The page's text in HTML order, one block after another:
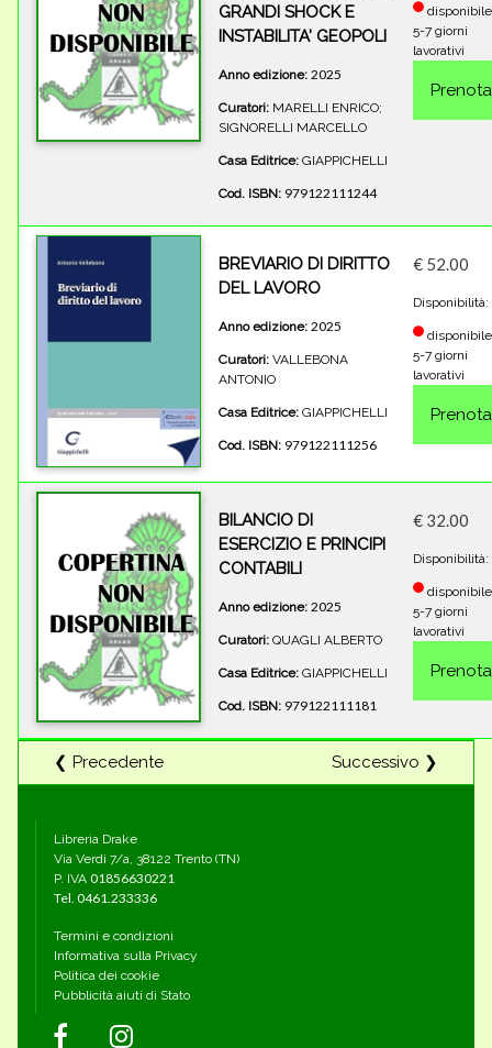
GRANDI SHOCK E
INSTABILITA' GEOPOLI
Anno edizione: 2025
Curatori: MARELLI ENRICO;
SIGNORELLI MARCELLO
Casa Editrice: GIAPPICHELLI
Cod. ISBN: 979122111244
5-7 giorni
lavorativi
BREVIARIO DI DIRITTO
DEL LAVORO
Anno edizione: 2025
Curatori: VALLEBONA
ANTONIO
Casa Editrice: GIAPPICHELLI
Cod. ISBN: 979122111256
€ 52.00
Disponibilità:
5-7 giorni
lavorativi
BILANCIO DI
ESERCIZIO E PRINCIPI
CONTABILI
Anno edizione: 2025
Curatori: QUAGLI ALBERTO
Casa Editrice: GIAPPICHELLI
Cod. ISBN: 979122111181
€ 32.00
Disponibilità:
5-7 giorni
lavorativi
❮ Precedente Successivo ❯
Libreria Drake
Via Verdi 7/a, 38122 Trento (TN)
P. IVA 01856630221
Tel. 0461.233336
Termini e condizioni
Informativa sulla Privacy
Politica dei cookie
Pubblicità aiuti di Stato